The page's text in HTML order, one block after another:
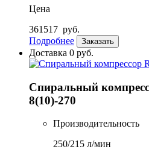
Цена
361517 руб.
Подробнее
Заказать
Доставка 0 руб.
Спиральный
8(10)-270
Производительность
250/215 л/мин